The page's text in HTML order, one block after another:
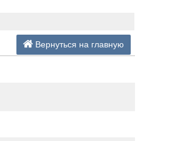
Вернуться на главную